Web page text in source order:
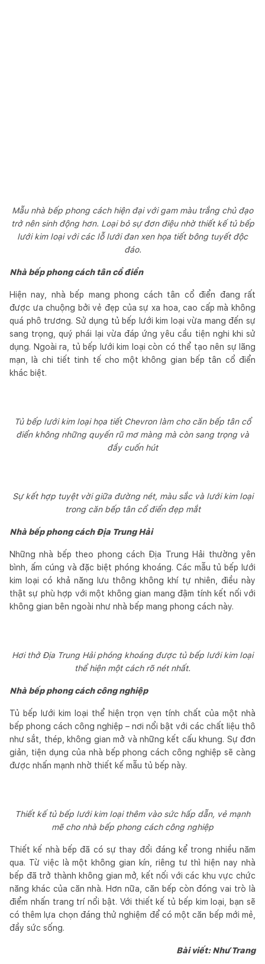
Mẫu nhà bếp phong cách hiện đại với gam màu trắng chủ đạo
trở nên sinh động hơn. Loại bỏ sự đơn điệu nhờ thiết kế tủ bếp
lưới kim loại với các lỗ lưới đan xen họa tiết bông tuyết độc
đáo.
Nhà bếp phong cách tân cổ điển
Hiện nay, nhà bếp mang phong cách tân cổ điển đang rất
được ưa chuộng bởi vẻ đẹp của sự xa hoa, cao cấp mà không
quá phô trương. Sử dụng tủ bếp lưới kim loại vừa mang đến sự
sang trọng, quý phái lại vừa đáp ứng yêu cầu tiện nghi khi sử
dụng. Ngoài ra, tủ bếp lưới kim loại còn có thể tạo nên sự lãng
mạn, là chi tiết tinh tế cho một không gian bếp tân cổ điển
khác biệt.
Tủ bếp lưới kim loại họa tiết Chevron làm cho căn bếp tân cổ
điển không những quyến rũ mơ màng mà còn sang trọng và
đầy cuốn hút
Sự kết hợp tuyệt vời giữa đường nét, màu sắc và lưới kim loại
trong căn bếp tân cổ điển đẹp mắt
Nhà bếp phong cách Địa Trung Hải
Những nhà bếp theo phong cách Địa Trung Hải thường yên
bình, ấm cúng và đặc biệt phóng khoáng. Các mẫu tủ bếp lưới
kim loại có khả năng lưu thông không khí tự nhiên, điều này
thật sự phù hợp với một không gian mang đậm tính kết nối với
không gian bên ngoài như nhà bếp mang phong cách này.
Hơi thở Địa Trung Hải phóng khoáng được tủ bếp lưới kim loại
thể hiện một cách rõ nét nhất.
Nhà bếp phong cách công nghiệp
Tủ bếp lưới kim loại thể hiện trọn vẹn tính chất của một nhà
bếp phong cách công nghiệp – nơi nổi bật với các chất liệu thô
như sắt, thép, không gian mở và những kết cấu khung. Sự đơn
giản, tiện dụng của nhà bếp phong cách công nghiệp sẽ càng
được nhấn mạnh nhờ thiết kế mẫu tủ bếp này.
Thiết kế tủ bếp lưới kim loại thêm vào sức hấp dẫn, vẻ mạnh
mẽ cho nhà bếp phong cách công nghiệp
Thiết kế nhà bếp đã có sự thay đổi đáng kể trong nhiều năm
qua. Từ việc là một không gian kín, riêng tư thì hiện nay nhà
bếp đã trở thành không gian mở, kết nối với các khu vực chức
năng khác của căn nhà. Hơn nữa, căn bếp còn đóng vai trò là
điểm nhấn trang trí nổi bật. Với thiết kế tủ bếp kim loại, bạn sẽ
có thêm lựa chọn đáng thử nghiệm để có một căn bếp mới mẻ,
đầy sức sống.
Bài viết: Như Trang